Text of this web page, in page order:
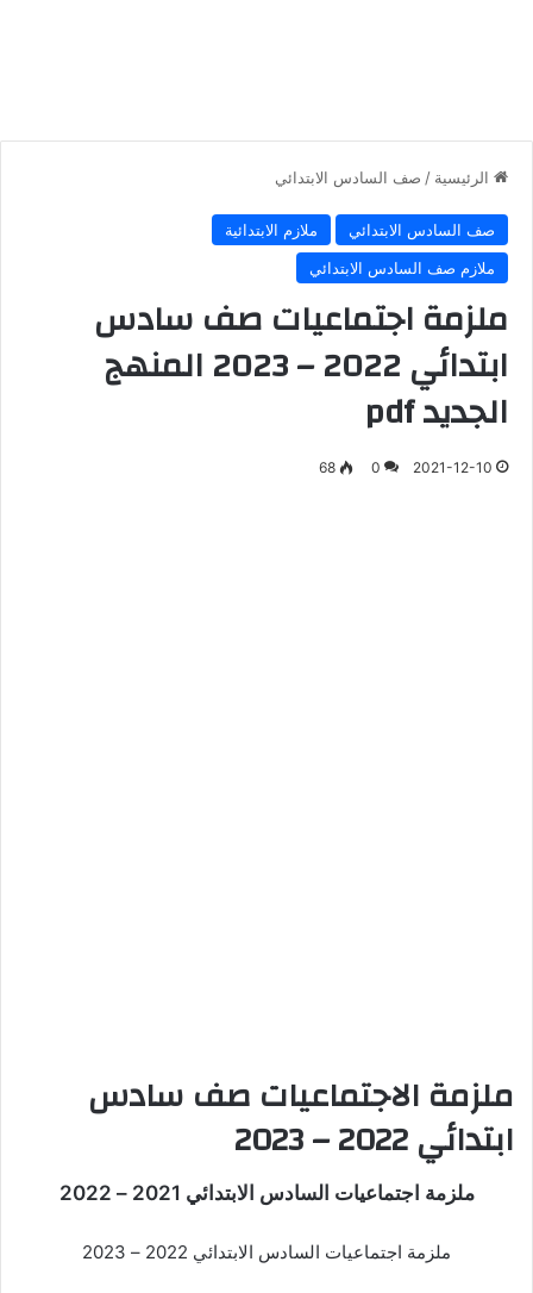
الرئيسية / صف السادس الابتدائي
صف السادس الابتدائي
ملازم الابتدائية
ملازم صف السادس الابتدائي
ملزمة اجتماعيات صف سادس
ابتدائي 2022 – 2023 المنهج
الجديد pdf
2021-12-10
0
68
ملزمة الاجتماعيات صف سادس
ابتدائي 2022 – 2023
ملزمة اجتماعيات السادس الابتدائي 2021 – 2022
ملزمة اجتماعيات السادس الابتدائي 2022 – 2023